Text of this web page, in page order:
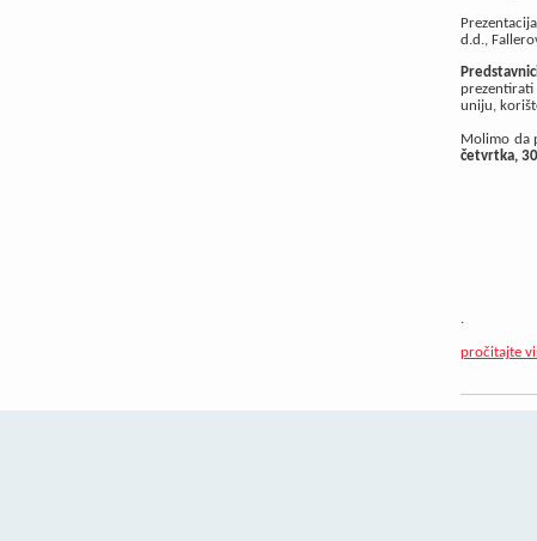
d.d.,
uniju,
Molimo da
četvrtka,
.
pročitajte